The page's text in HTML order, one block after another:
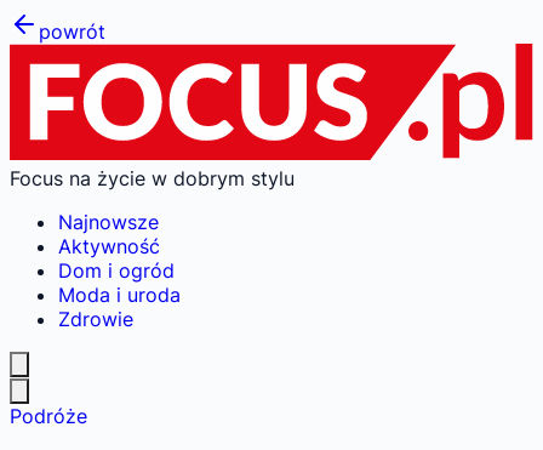
powrót
Focus na życie w dobrym stylu
Najnowsze
Aktywność
Dom i ogród
Moda i uroda
Zdrowie
Podróże